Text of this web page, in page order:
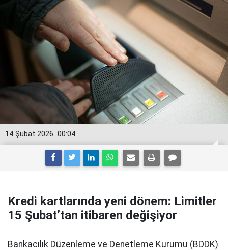
00:04
14 Şubat 2026
Kredi kartlarında yeni dönem: Limitler
15 Şubat’tan itibaren değişiyor
Bankacılık Düzenleme ve Denetleme Kurumu (BDDK)